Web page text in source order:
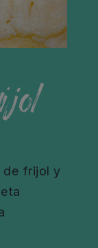
de frijol y